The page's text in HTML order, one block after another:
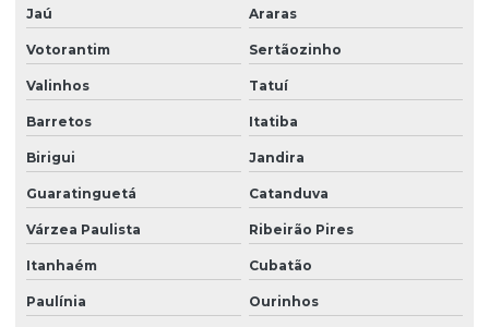
Facilities limpeza
Facilities serviços
Facilities terceirização
Facility comercial
Facility empresa de limpeza
Facility empresa terceirizada
Facility limpeza e conservação
Jaú Araras
Votorantim Sertãozinho
Valinhos Tatuí
Barretos Itatiba
Birigui Jandira
Guaratinguetá Catanduva
Várzea Paulista Ribeirão Pires
Itanhaém Cubatão
Paulínia Ourinhos